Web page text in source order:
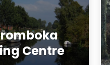
Centre